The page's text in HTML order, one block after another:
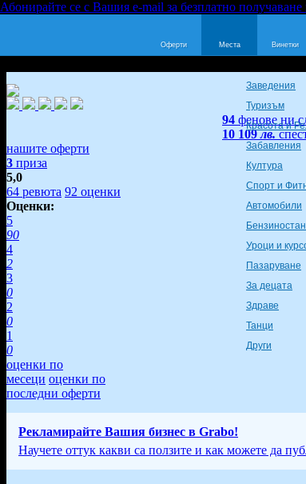
Абонирайте се с Вашия e-mail за безплатно
Оферти Места Винетки
94 фенове ни
10 109лв.
нашите оферти
3 приза
5,0
64 ревюта 92 оценки
Оценки:
5
90
4
2
3
0
2
0
1
0
оценки по
месеци оценки по
последни оферти
Рекламирайте Вашия бизнес в Grabo!
Научете оттук какви са ползите и как можете да
Заведения
Туризъм
Красота и
Забавления
Култура
Спорт и
Автомобили
Уроци и
Пазаруване
За децата
Здраве
Танци
Други